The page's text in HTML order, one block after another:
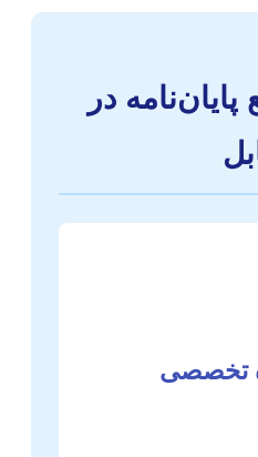
در
تخصصی